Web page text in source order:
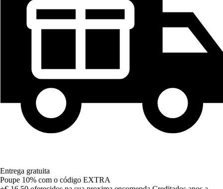
Entrega gratuita
Poupe 10% com o código EXTRA